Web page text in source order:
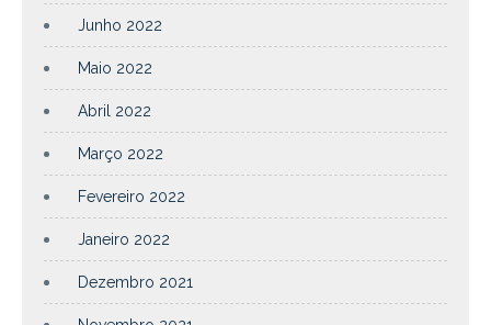
Junho 2022
Maio 2022
Abril 2022
Março 2022
Fevereiro 2022
Janeiro 2022
Dezembro 2021